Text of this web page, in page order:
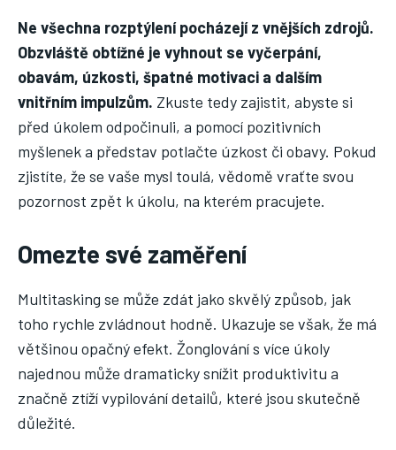
Ne všechna rozptýlení pocházejí z vnějších zdrojů.
Obzvláště obtížné je vyhnout se vyčerpání,
obavám, úzkosti, špatné motivaci a dalším
vnitřním impulzům. Zkuste tedy zajistit, abyste si
před úkolem odpočinuli, a pomocí pozitivních
myšlenek a představ potlačte úzkost či obavy. Pokud
zjistíte, že se vaše mysl toulá, vědomě vraťte svou
pozornost zpět k úkolu, na kterém pracujete.
Omezte své zaměření
Multitasking se může zdát jako skvělý způsob, jak
toho rychle zvládnout hodně. Ukazuje se však, že má
většinou opačný efekt. Žonglování s více úkoly
najednou může dramaticky snížit produktivitu a
značně ztíží vypilování detailů, které jsou skutečně
důležité.